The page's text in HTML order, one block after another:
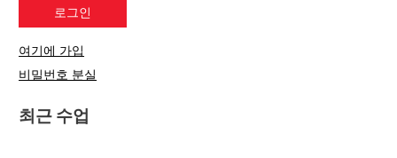
여기에 가입
비밀번호 분실
최근 수업